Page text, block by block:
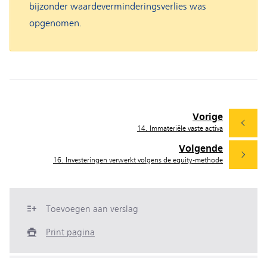
bijzonder waardeverminderingsverlies was
opgenomen.
Volgende
16. Investeringen verwerkt volgens de equity-methode
Vorige
14. Immateriële vaste activa
Toevoegen aan verslag
Print pagina